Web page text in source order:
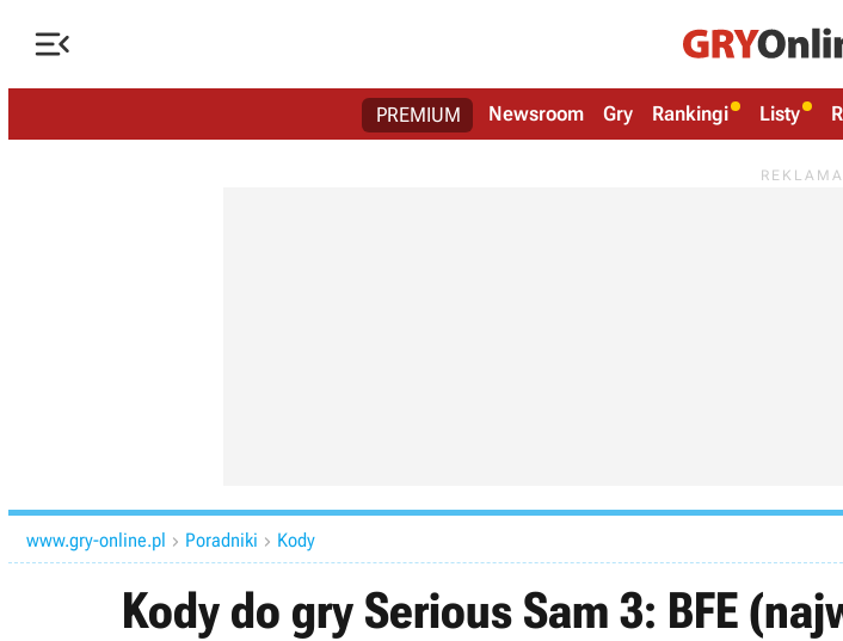

PREMIUM Newsroom Gry Rankingi Listy
www.gry-online.pl  Poradniki  Kody
Kody do gry Serious Sam 3: BFE